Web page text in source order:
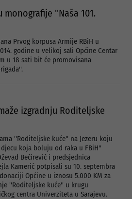
monografije ''Naša 101.
Prvog korpusa Armije RBiH u
godine u velikoj sali Općine Centar
u 18 sati bit će promovisana
izgradnju Roditeljske
''Roditeljske kuće'' na Jezeru koju
koja boluju od raka u FBiH''
Bećirević i predsjednica
Kamerić potpisali su 10. septembra
Općine u iznosu 5.000 KM za
''Roditeljske kuće'' u krugu
centra Univerziteta u Sarajevu.